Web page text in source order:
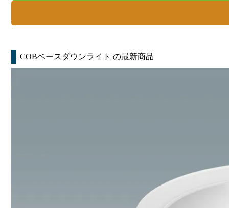
COBベースダウンライトの最新商品